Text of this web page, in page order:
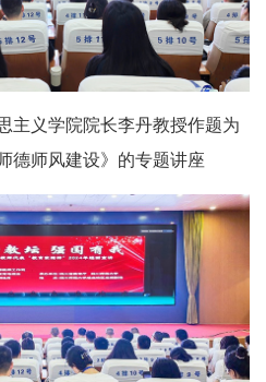
主义学院院长李丹教授作题为
德师风建设》的专题讲座